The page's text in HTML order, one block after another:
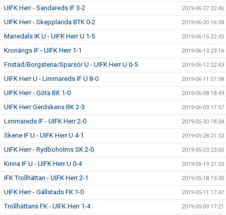
UIFK Herr - Sandareds IF 3-2 2019-06-27 22:46
UIFK Herr - Skepplanda BTK 0-2 2019-06-20 16:28
Mariedals IK U - UIFK Herr U 1-5 2019-06-16 22:45
Kronängs IF - UIFK Herr 1-1 2019-06-13 23:16
Fristad/Borgstena/Sparsör U - UIFK Herr U 0-5 2019-06-12 22:43
UIFK Herr U - Limmareds IF U 8-0 2019-06-11 07:08
UIFK Herr - Göta BK 1-0 2019-06-08 18:49
UIFK Herr Gerdskens BK 2-3 2019-06-03 17:57
Limmareds IF - UIFK Herr 2-0 2019-05-30 18:34
Skene IF U - UIFK Herr U 4-1 2019-05-28 21:53
UIFK Herr - Rydboholms SK 2-0 2019-05-23 23:05
Kinna IF U - UIFK Herr U 0-4 2019-05-19 21:23
IFK Trollhättan - UIFK Herr 2-1 2019-05-18 19:30
UIFK Herr - Gällstads FK 1-0 2019-05-11 17:47
Trollhättans FK - UIFK Herr 1-4 2019-05-09 17:21